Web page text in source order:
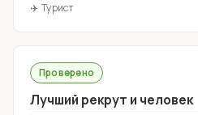
✈️ Турист
Проверено
Лучший рекрут и человек